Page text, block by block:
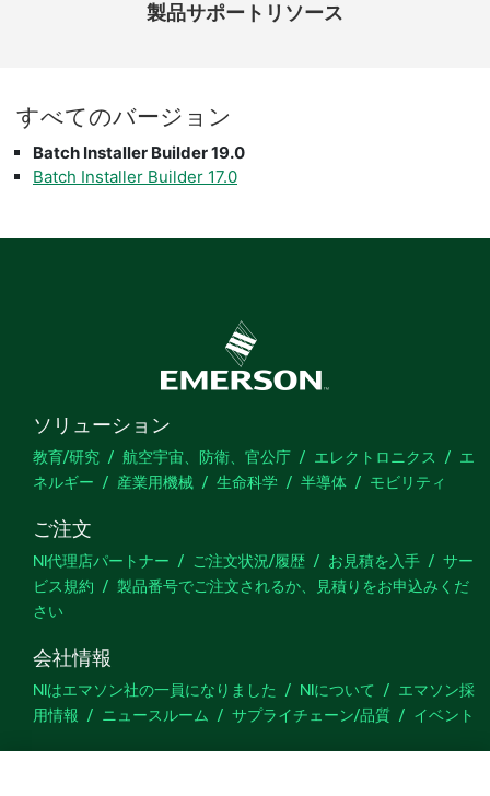
製品​サポート​リソース
すべてのバージョン
Batch Installer Builder 19.0
Batch Installer Builder 17.0
ソリューション
教育/研究 航空宇宙、防衛、官公庁 エレクトロニクス
エ
ネルギー
産業用機械 生命科学 半導体 モビリティ
ご注文
NI代理店パートナー ご注文状況/履歴 お見積を入手
サー
ビス規約
製品番号でご注文されるか、見積りをお申込みくだ
さい
会社情報
NIはエマソン社の一員になりました NIについて
エマソン採
用情報
ニュースルーム サプライチェーン/品質 イベント
サポート